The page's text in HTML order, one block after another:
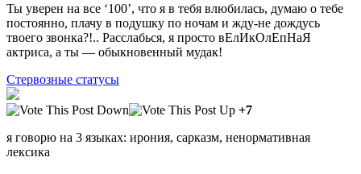
Ты уверен на все ‘100’, что я в тебя влюбилась, думаю о тебе
постоянно, плачу в подушку по ночам и жду-не дождусь
твоего звонка?!.. Расслабься, я просто вЕлИкОлЕпНаЯ
актриса, а ты — обыкновенный мудак!
Стервозные статусы
+7
я говорю на 3 языках: ирония, сарказм, ненормативная
лексика